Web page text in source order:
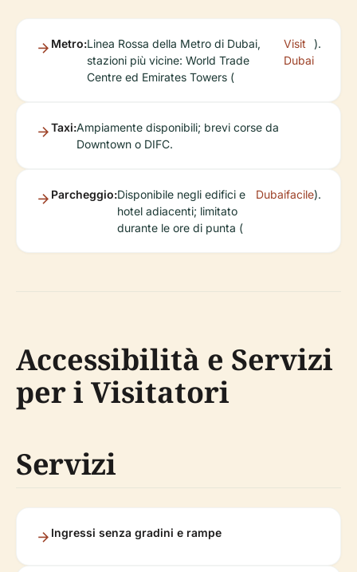
Metro:Linea Rossa della Metro di Dubai,
stazioni più vicine: World Trade
Centre ed Emirates Towers (
Visit
Dubai
).
Taxi:Ampiamente disponibili; brevi corse da
Downtown o DIFC.
Parcheggio:Disponibile negli edifici e
hotel adiacenti; limitato
durante le ore di punta (
Dubaifacile).
Accessibilità e Servizi
per i Visitatori
Servizi
Ingressi senza gradini e rampe